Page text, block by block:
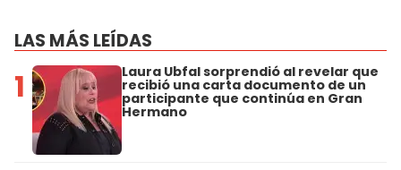
LAS MÁS LEÍDAS
1 Laura Ubfal sorprendió al revelar que
recibió una carta documento de un
participante que continúa en Gran
Hermano